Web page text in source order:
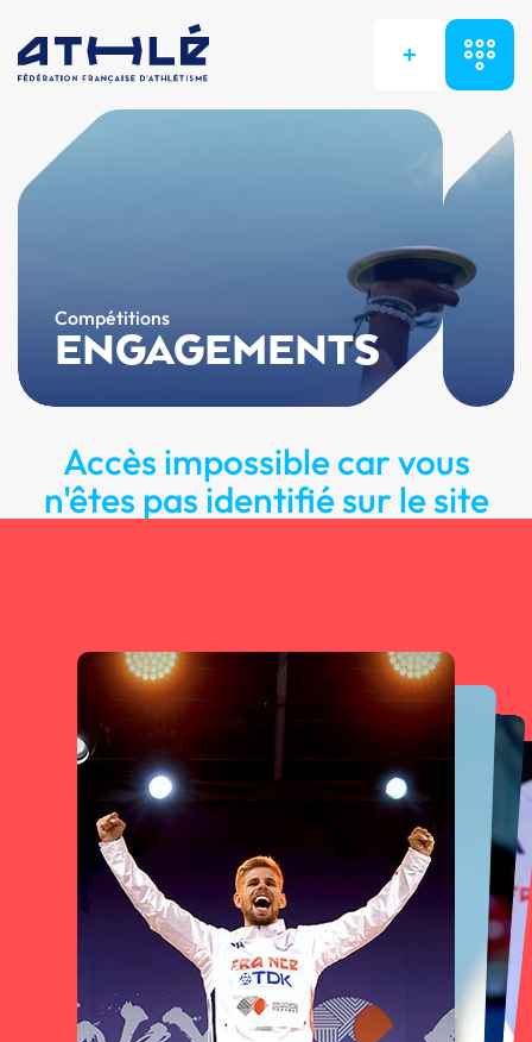
+
Compétitions
ENGAGEMENTS
Accès impossible car vous
n'êtes pas identifié sur le site